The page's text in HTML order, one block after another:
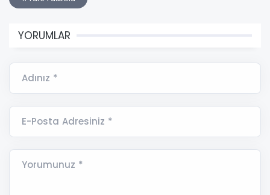
YORUMLAR
Adınız *
E-Posta Adresiniz *
Yorumunuz *